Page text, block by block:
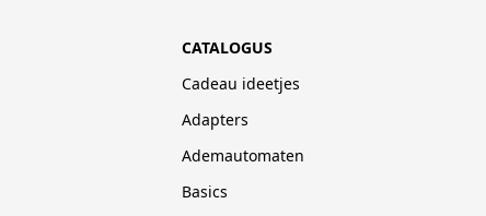
CATALOGUS
Cadeau ideetjes
Adapters
Ademautomaten
Basics